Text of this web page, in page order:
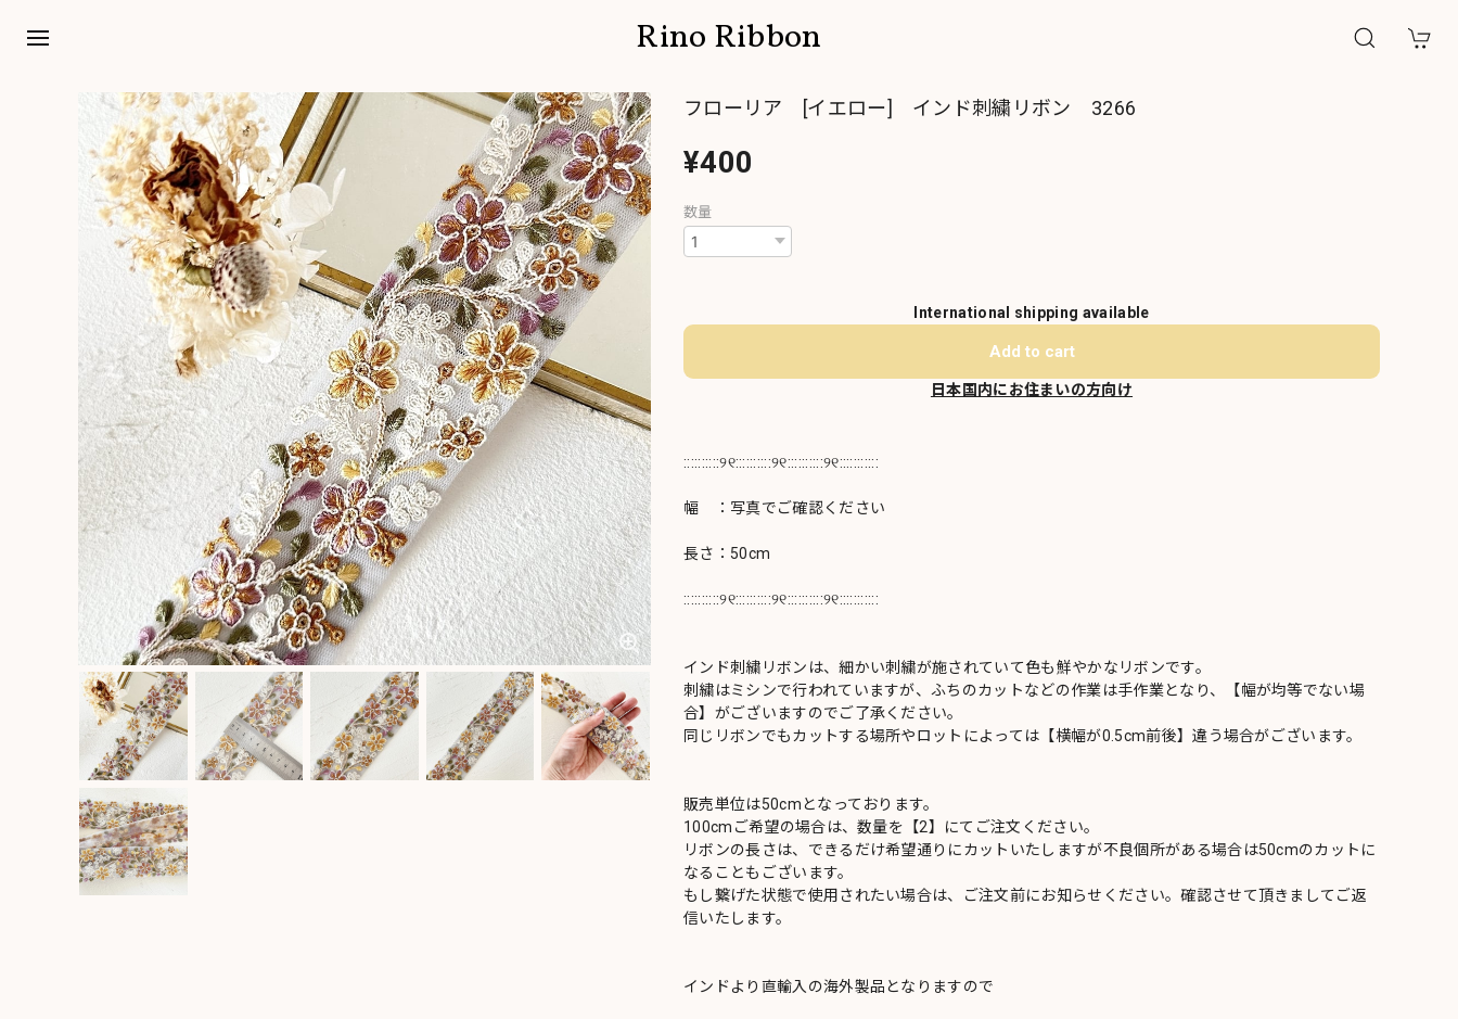
Rino Ribbon
フローリア [イエロー] インド刺繍リボン 3266
¥400
数量
International shipping available
Add to cart
日本国内にお住まいの方向け
::::::::::୨୧::::::::::୨୧::::::::::୨୧:::::::::::
幅 ：写真でご確認ください
長さ：50cm
::::::::::୨୧::::::::::୨୧::::::::::୨୧:::::::::::
インド刺繍リボンは、細かい刺繍が施されていて色も鮮やかなリボンです。
刺繍はミシンで行われていますが、ふちのカットなどの作業は手作業となり、【幅が均等でない場
合】がございますのでご了承ください。
同じリボンでもカットする場所やロットによっては【横幅が0.5cm前後】違う場合がございます。
販売単位は50cmとなっております。
100cmご希望の場合は、数量を【2】にてご注文ください。
リボンの長さは、できるだけ希望通りにカットいたしますが不良個所がある場合は50cmのカットに
なることもございます。
もし繋げた状態で使用されたい場合は、ご注文前にお知らせください。確認させて頂きましてご返
信いたします。
インドより直輸入の海外製品となりますので